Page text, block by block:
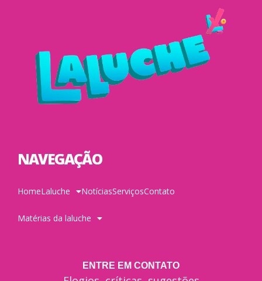
NAVEGAÇÃO
HomeLaluche NotíciasServiçosContato
Matérias da laluche
ENTRE EM CONTATO